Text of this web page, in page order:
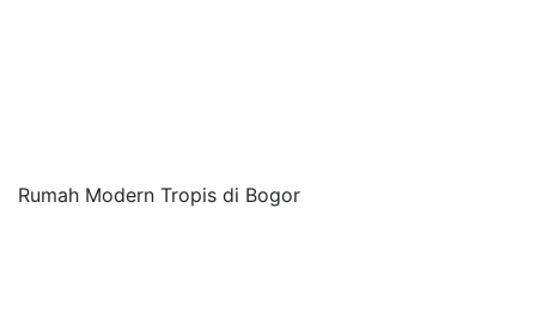
Rumah Modern Tropis di Bogor